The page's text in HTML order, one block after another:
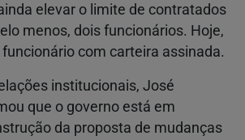
elevar o limite de contratados
menos, dois funcionários. Hoje,
com carteira assinada.
institucionais, José
que o governo está em
da proposta de mudanças